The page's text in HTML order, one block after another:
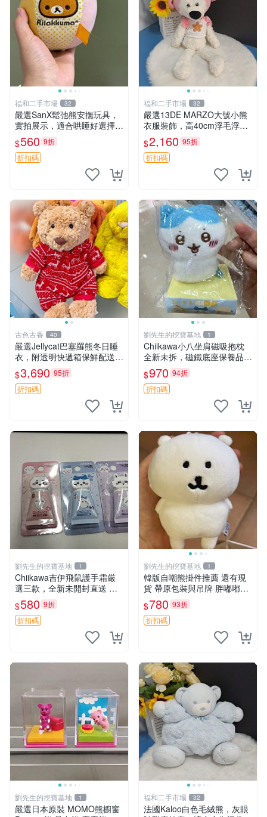
福和二手市場 32
嚴選SanX鬆弛熊安撫玩具，
實拍展示，適合哄睡好選擇
電腦玩具 安撫用品
$560 9折
折扣碼
福和二手市場 32
嚴選13DE MARZO大號小熊
衣服裝飾，高40cm浮毛浮
灰，詳觀後再拍。二手收藏請
珍惜。 13DE MARZO 二手
小熊 衣服裝飾
$2,160 95折
折扣碼
古色古香 40
嚴選Jellycat巴塞羅熊冬日睡
衣，附透明快遞箱保鮮配送，
童趣可愛可收藏 巴塞羅熊 睡
衣 透明袋
$3,690 95折
折扣碼
劉先生的挖寶基地 1
Chiikawa小八坐肩磁吸抱枕
全新未拆，磁鐵底座保養品專
用 磁鐵 磁吸 抱枕
$970 94折
折扣碼
劉先生的挖寶基地 1
Chiikawa吉伊飛鼠護手霜厳
選三款，全新未開封直送 飛
鼠 護手霜 吉伊三款 新貨
$580 9折
折扣碼
劉先生的挖寶基地 1
韓版自嘲熊掛件推薦 還有現
貨 帶原包裝與吊牌 胖嘟嘟超
可愛 毛絨手感佳 小熊掛件 自
嘲抱枕 小熊抱枕
$780 93折
折扣碼
劉先生的挖寶基地 1
嚴選日本原裝 MOMO熊櫥窗
福和二手市場 32
法國Kaloo白色毛絨熊，灰眼